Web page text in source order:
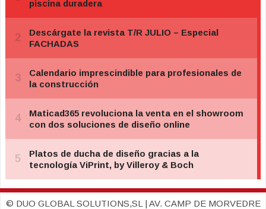
© DUO GLOBAL SOLUTIONS,SL | AV. CAMP DE MORVEDRE